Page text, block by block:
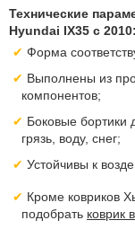
Технические
Hyundai IX35 с 2010:
Форма
Выполнены из
компонентов;
Боковые бортики
грязь, воду, снег;
Устойчивы к
Кроме ковриков
подобрать коврик